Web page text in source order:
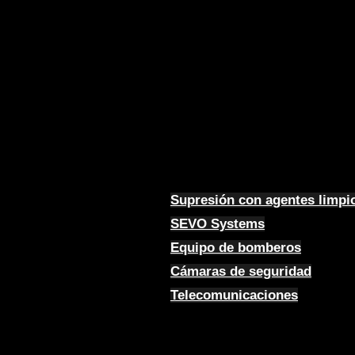
Supresión con agentes
SEVO Systems
Equipo de bomberos
Cámaras de seguridad
Telecomunicaciones